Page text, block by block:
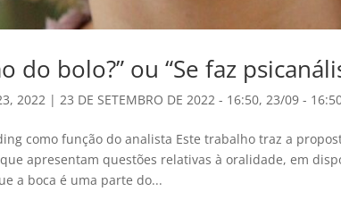
do bolo?” ou “Se faz
2022 | 23 DE SETEMBRO DE 2022 - 16:50, 23/09 -
como função do analista Este trabalho traz a
apresentam questões relativas à oralidade, em
a boca é uma parte do...